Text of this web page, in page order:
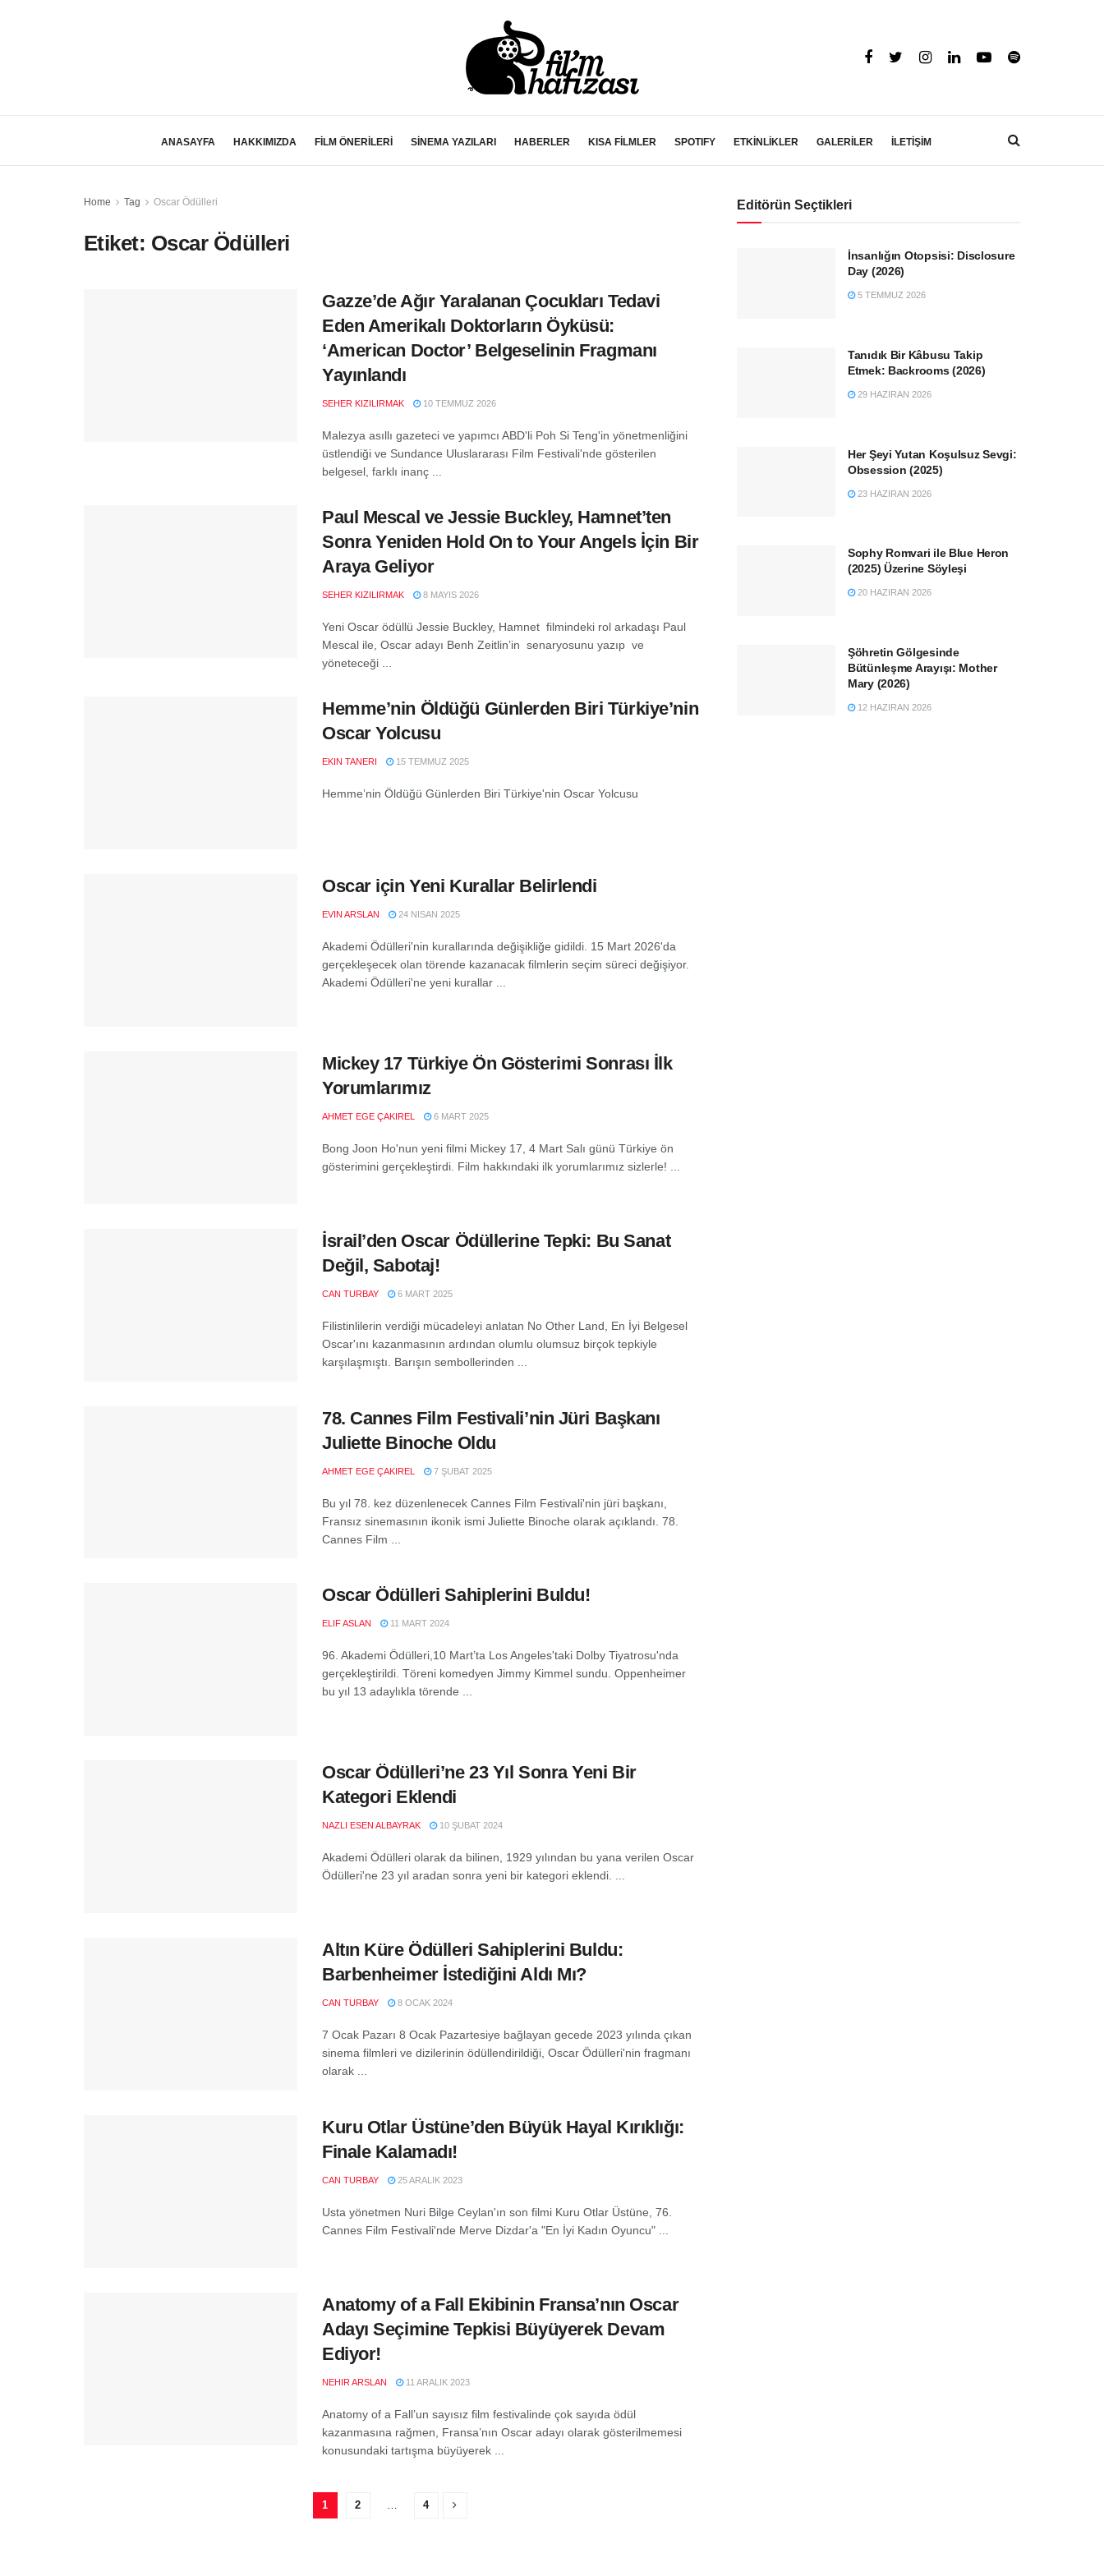
ANASAYFA HAKKIMIZDA FİLM ÖNERİLERİ SİNEMA YAZILARI HABERLER KISA FİLMLER SPOTIFY ETKİNLİKLER GALERİLER İLETİŞİM
Home Tag Oscar Ödülleri
Etiket: Oscar Ödülleri
Gazze’de Ağır Yaralanan Çocukları Tedavi
Eden Amerikalı Doktorların Öyküsü:
‘American Doctor’ Belgeselinin Fragmanı
Yayınlandı
SEHER KIZILIRMAK 10 TEMMUZ 2026
Malezya asıllı gazeteci ve yapımcı ABD'li Poh Si Teng'in yönetmenliğini
üstlendiği ve Sundance Uluslararası Film Festivali'nde gösterilen
belgesel, farklı inanç ...
Paul Mescal ve Jessie Buckley, Hamnet’ten
Sonra Yeniden Hold On to Your Angels İçin Bir
Araya Geliyor
SEHER KIZILIRMAK 8 MAYIS 2026
Yeni Oscar ödüllü Jessie Buckley, Hamnet filmindeki rol arkadaşı Paul
Mescal ile, Oscar adayı Benh Zeitlin’in senaryosunu yazıp ve
yöneteceği ...
Hemme’nin Öldüğü Günlerden Biri Türkiye’nin
Oscar Yolcusu
EKIN TANERI 15 TEMMUZ 2025
Hemme’nin Öldüğü Günlerden Biri Türkiye'nin Oscar Yolcusu
Oscar için Yeni Kurallar Belirlendi
EVIN ARSLAN 24 NISAN 2025
Akademi Ödülleri'nin kurallarında değişikliğe gidildi. 15 Mart 2026'da
gerçekleşecek olan törende kazanacak filmlerin seçim süreci değişiyor.
Akademi Ödülleri'ne yeni kurallar ...
Mickey 17 Türkiye Ön Gösterimi Sonrası İlk
Yorumlarımız
AHMET EGE ÇAKIREL 6 MART 2025
Bong Joon Ho'nun yeni filmi Mickey 17, 4 Mart Salı günü Türkiye ön
gösterimini gerçekleştirdi. Film hakkındaki ilk yorumlarımız sizlerle! ...
İsrail’den Oscar Ödüllerine Tepki: Bu Sanat
Değil, Sabotaj!
CAN TURBAY 6 MART 2025
Filistinlilerin verdiği mücadeleyi anlatan No Other Land, En İyi Belgesel
Oscar'ını kazanmasının ardından olumlu olumsuz birçok tepkiyle
karşılaşmıştı. Barışın sembollerinden ...
78. Cannes Film Festivali’nin Jüri Başkanı
Juliette Binoche Oldu
AHMET EGE ÇAKIREL 7 ŞUBAT 2025
Bu yıl 78. kez düzenlenecek Cannes Film Festivali'nin jüri başkanı,
Fransız sinemasının ikonik ismi Juliette Binoche olarak açıklandı. 78.
Cannes Film ...
Oscar Ödülleri Sahiplerini Buldu!
ELIF ASLAN 11 MART 2024
96. Akademi Ödülleri,10 Mart’ta Los Angeles'taki Dolby Tiyatrosu'nda
gerçekleştirildi. Töreni komedyen Jimmy Kimmel sundu. Oppenheimer
bu yıl 13 adaylıkla törende ...
Oscar Ödülleri’ne 23 Yıl Sonra Yeni Bir
Kategori Eklendi
NAZLI ESEN ALBAYRAK 10 ŞUBAT 2024
Akademi Ödülleri olarak da bilinen, 1929 yılından bu yana verilen Oscar
Ödülleri'ne 23 yıl aradan sonra yeni bir kategori eklendi. ...
Altın Küre Ödülleri Sahiplerini Buldu:
Barbenheimer İstediğini Aldı Mı?
CAN TURBAY 8 OCAK 2024
7 Ocak Pazarı 8 Ocak Pazartesiye bağlayan gecede 2023 yılında çıkan
sinema filmleri ve dizilerinin ödüllendirildiği, Oscar Ödülleri'nin fragmanı
olarak ...
Kuru Otlar Üstüne’den Büyük Hayal Kırıklığı:
Finale Kalamadı!
CAN TURBAY 25 ARALIK 2023
Usta yönetmen Nuri Bilge Ceylan'ın son filmi Kuru Otlar Üstüne, 76.
Cannes Film Festivali'nde Merve Dizdar'a "En İyi Kadın Oyuncu" ...
Anatomy of a Fall Ekibinin Fransa’nın Oscar
Adayı Seçimine Tepkisi Büyüyerek Devam
Ediyor!
NEHIR ARSLAN 11 ARALIK 2023
Anatomy of a Fall’un sayısız film festivalinde çok sayıda ödül
kazanmasına rağmen, Fransa’nın Oscar adayı olarak gösterilmemesi
konusundaki tartışma büyüyerek ...
1 2 … 4
Editörün Seçtikleri
İnsanlığın Otopsisi: Disclosure
Day (2026)
5 TEMMUZ 2026
Tanıdık Bir Kâbusu Takip
Etmek: Backrooms (2026)
29 HAZIRAN 2026
Her Şeyi Yutan Koşulsuz Sevgi:
Obsession (2025)
23 HAZIRAN 2026
Sophy Romvari ile Blue Heron
(2025) Üzerine Söyleşi
20 HAZIRAN 2026
Şöhretin Gölgesinde
Bütünleşme Arayışı: Mother
Mary (2026)
12 HAZIRAN 2026